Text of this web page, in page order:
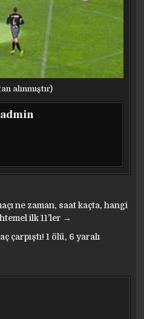
alınmıştır)
admin
ne zaman, saat kaçta, hangi
ilk 11’ler →
çarpıştı! 1 ölü, 6 yaralı